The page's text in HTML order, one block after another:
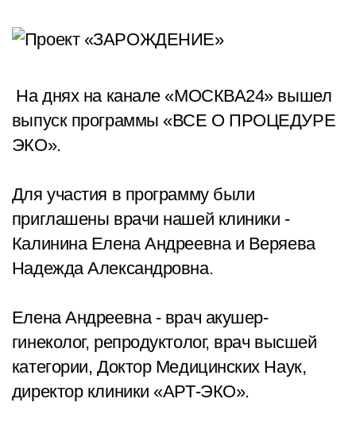
На днях на канале «МОСКВА24» вышел
выпуск программы «ВСЕ О ПРОЦЕДУРЕ
ЭКО».
Для участия в программу были
приглашены врачи нашей клиники -
Калинина Елена Андреевна и Веряева
Надежда Александровна.
Елена Андреевна - врач акушер-
гинеколог, репродуктолог, врач высшей
категории, Доктор Медицинских Наук,
директор клиники «АРТ-ЭКО».